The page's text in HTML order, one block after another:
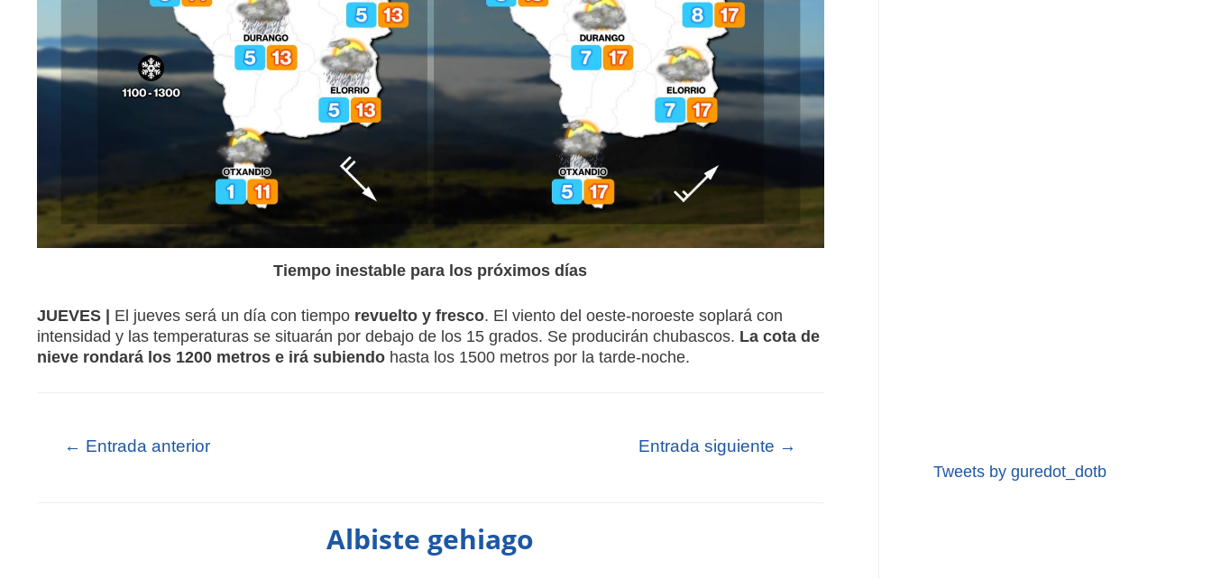
Tiempo inestable para los próximos días
JUEVES | El jueves será un día con tiempo revuelto y fresco. El viento del oeste-noroeste soplará con
intensidad y las temperaturas se situarán por debajo de los 15 grados. Se producirán chubascos. La cota de
nieve rondará los 1200 metros e irá subiendohasta los 1500 metros por la tarde-noche.
← Entrada anterior Entrada siguiente →
Albiste gehiago
Tweets by guredot_dotb